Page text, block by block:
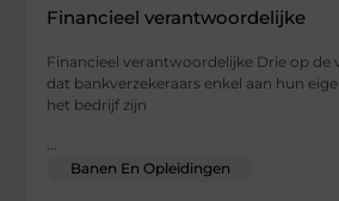
Financieel verantwoordelijke
Financieel verantwoordelijke Drie op de
dat bankverzekeraars enkel aan hun
het bedrijf zijn
Banen En Opleidingen